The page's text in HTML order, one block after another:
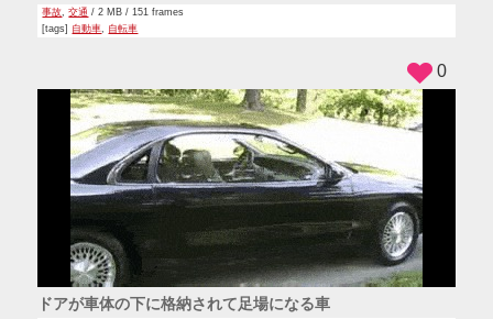
事故,交通 / 2 MB / 151 frames
[tags] 自動車, 自転車
ドアが車体の下に格納されて足場になる車
0